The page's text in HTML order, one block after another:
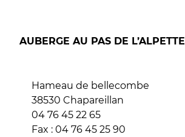
AUBERGE AU PAS DE L’ALPETTE
Hameau de bellecombe
38530 Chapareillan
04 76 45 22 65
Fax : 04 76 45 25 90